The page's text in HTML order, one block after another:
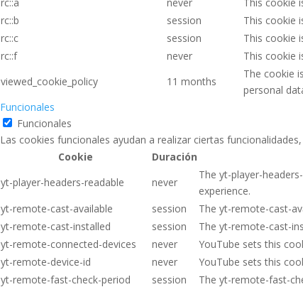
rc::b
session
This cookie
rc::c
session
This cookie
rc::f
never
This cookie
viewed_cookie_policy
11 months
The cookie
personal
Funcionales
Funcionales
Las cookies funcionales ayudan a realizar ciertas
Cookie
Duración
yt-player-headers-readable
never
The yt-player-
experience.
yt-remote-cast-available
session
The yt-remote-cast-
yt-remote-cast-installed
session
The yt-remote-cast-
yt-remote-connected-devices
never
YouTube sets this
yt-remote-device-id
never
YouTube sets this
yt-remote-fast-check-period
session
The yt-remote-fast-